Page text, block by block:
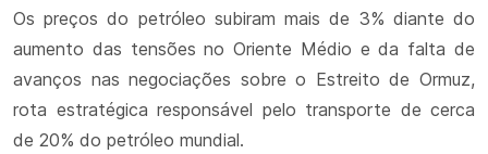
Os preços do petróleo subiram mais de 3% diante do
aumento das tensões no Oriente Médio e da falta de
avanços nas negociações sobre o Estreito de Ormuz,
rota estratégica responsável pelo transporte de cerca
de 20% do petróleo mundial.